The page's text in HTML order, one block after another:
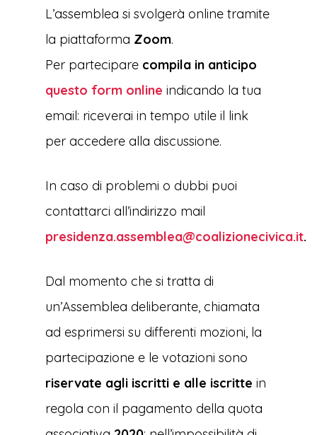
L’assemblea si svolgerà online tramite
la piattaforma Zoom.
Per partecipare compila in anticipo
questo form online indicando la tua
email: riceverai in tempo utile il link
per accedere alla discussione.
In caso di problemi o dubbi puoi
contattarci all’indirizzo mail
presidenza.assemblea@coalizionecivica.it.
Dal momento che si tratta di
un’Assemblea deliberante, chiamata
ad esprimersi su differenti mozioni, la
partecipazione e le votazioni sono
riservate agli iscritti e alle iscritte in
regola con il pagamento della quota